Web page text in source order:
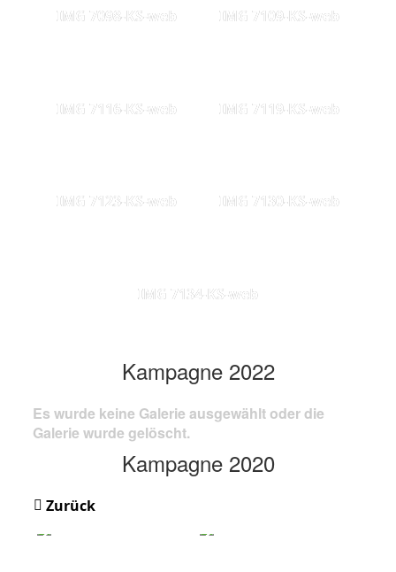
IMG 7098-KS-web IMG 7109-KS-web
IMG 7116-KS-web IMG 7119-KS-web
IMG 7123-KS-web IMG 7130-KS-web
IMG 7134-KS-web
Kampagne 2022
Es wurde keine Galerie ausgewählt oder die
Galerie wurde gelöscht.
Kampagne 2020
Zurück